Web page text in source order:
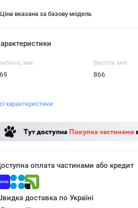
вказана за базову модель
мм Висота, мм
866
характеристики
оплата частинами або кредит
доставка по Україні